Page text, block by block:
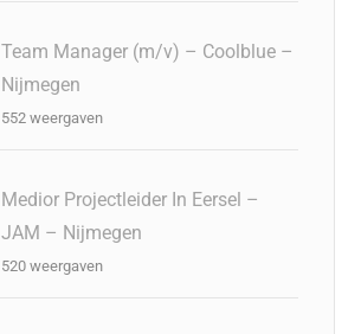
Team Manager (m/v) – Coolblue –
Nijmegen
552 weergaven
Medior Projectleider In Eersel –
JAM – Nijmegen
520 weergaven